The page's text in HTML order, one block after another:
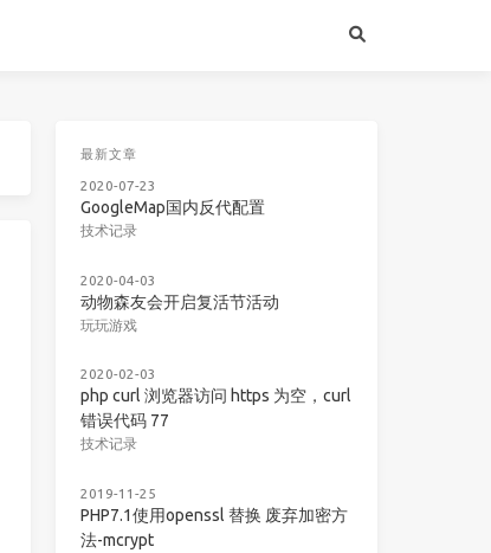
最新文章
2020-07-23
GoogleMap国内反代配置
技术记录
2020-04-03
动物森友会开启复活节活动
玩玩游戏
2020-02-03
php curl 浏览器访问 https 为空，curl
错误代码 77
技术记录
2019-11-25
PHP7.1使用openssl 替换 废弃加密方
法-mcrypt